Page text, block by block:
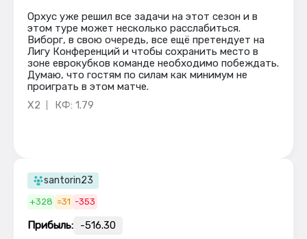
Орхус уже решил все задачи на этот сезон и в
этом туре может несколько расслабиться.
Виборг, в свою очередь, все ещё претендует на
Лигу Конференций и чтобы сохранить место в
зоне еврокубков команде необходимо побеждать.
Думаю, что гостям по силам как минимум не
проиграть в этом матче.
X2
КФ: 1.79
santorin23
+328 =31 -353
Прибыль: -516.30